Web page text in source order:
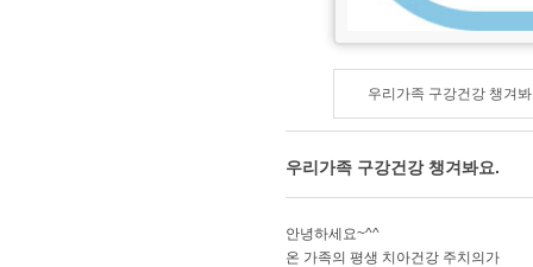
우리가족 구강건강 챙겨
우리가족 구강건강 챙겨봐요.
​안녕하세요~^^
온 가족의 평생 치아건강 주치의가